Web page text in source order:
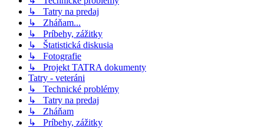
↳ Tatry na predaj
↳ Zháňam...
↳ Príbehy, zážitky
↳ Štatistická diskusia
↳ Fotografie
↳ Projekt TATRA dokumenty
Tatry - veteráni
↳ Technické problémy
↳ Tatry na predaj
↳ Zháňam
↳ Príbehy, zážitky